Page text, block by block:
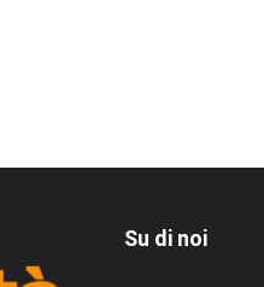
Su di noi